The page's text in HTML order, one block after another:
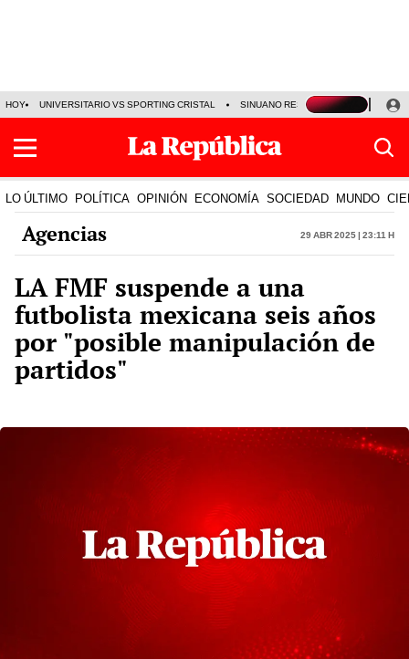
HOY UNIVERSITARIO VS SPORTING CRISTAL SINUANO RESULTADOS HOY
LO ÚLTIMO POLÍTICA OPINIÓN ECONOMÍA SOCIEDAD MUNDO
Agencias 29 Abr 2025 | 23:11 h
LA FMF suspende a una
futbolista mexicana seis años
por "posible manipulación de
partidos"